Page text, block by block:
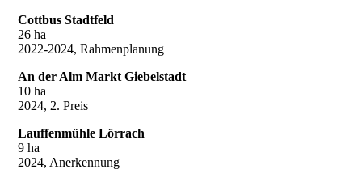
Cottbus Stadtfeld
26 ha
2022-2024, Rahmenplanung
An der Alm Markt Giebelstadt
10 ha
2024, 2. Preis
Lauffenmühle Lörrach
9 ha
2024, Anerkennung